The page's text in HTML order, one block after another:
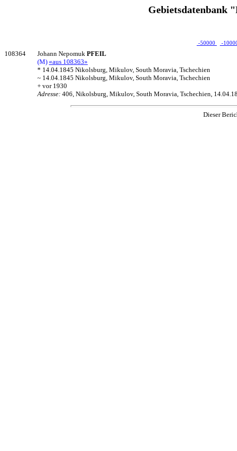
Gebietsdatenbank
-50000 -
108364 Johann Nepomuk PFEIL
(M) «aus 108363»
* 14.04.1845 Nikolsburg, Mikulov, South Moravia, Tschechien
~ 14.04.1845 Nikolsburg, Mikulov, South Moravia, Tschechien
+ vor 1930
Adresse: 406, Nikolsburg, Mikulov, South Moravia, Tschechien,
Dieser